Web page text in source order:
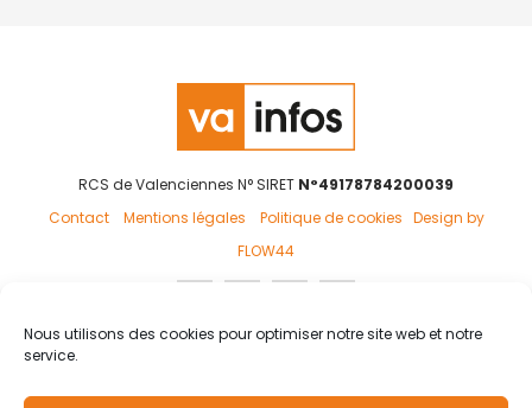
Nous utilisons des cookies pour optimiser notre site web et notre
service.
RCS de Valenciennes N° SIRET N°49178784200039
Contact
Mentions légales Politique de cookies Design by
FLOW44